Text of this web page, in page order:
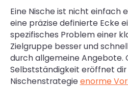
Eine Nische ist nicht einfach
eine präzise definierte Ecke
spezifisches Problem einer
Zielgruppe besser und
durch allgemeine Angebote.
Selbstständigkeit eröffnet dir
Nischenstrategieenorme